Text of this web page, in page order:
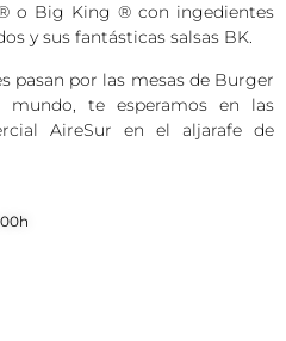
o Big King ® con ingedientes
y sus fantásticas salsas BK.
pasan por las mesas de Burger
te esperamos en las
AireSur en el aljarafe de